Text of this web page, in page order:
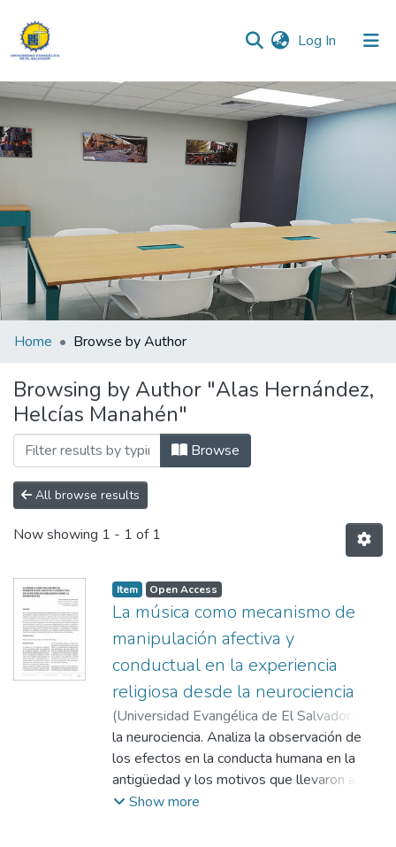
Log In (current)
Communities & Collections
All of DSpace
Home Browse by Author
Browsing by Author "Alas Hernández,
Helcías Manahén"
Browse
All browse results
Now showing 1 - 1 of 1
Item Open Access
La música como mecanismo de
manipulación afectiva y
conductual en la experiencia
religiosa desde la neurociencia
(Universidad Evangélica de El Salvador,
2017-07)Alas Hernández, Helcías
Manahén
la neurociencia. Analiza la observación de
los efectos en la conducta humana en la
antigüedad y los motivos que llevaron a
utilizarla como un instrumental de
Show more